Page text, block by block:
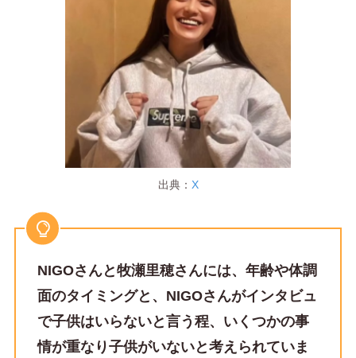
出典： X
NIGOさんと牧瀬里穂さんには、年齢や体調
面のタイミングと、NIGOさんがインタビュ
で子供はいらないと言う程、いくつかの事
情が重なり子供がいないと考えられていま